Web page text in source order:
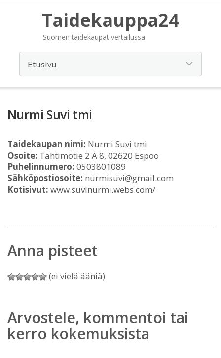
Taidekauppa24
Suomen taidekaupat vertailussa
Nurmi Suvi tmi
Taidekaupan nimi: Nurmi Suvi tmi
Osoite: Tähtimötie 2 A 8, 02620 Espoo
Puhelinnumero: 0503801089
Sähköpostiosoite: nurmisuvi@gmail.com
Kotisivut: www.suvinurmi.webs.com/
Anna pisteet
(ei vielä ääniä)
Arvostele, kommentoi tai
kerro kokemuksista